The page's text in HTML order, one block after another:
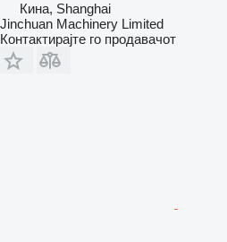
Кина, Shanghai
Jinchuan Machinery Limited
Контактирајте го продавачот